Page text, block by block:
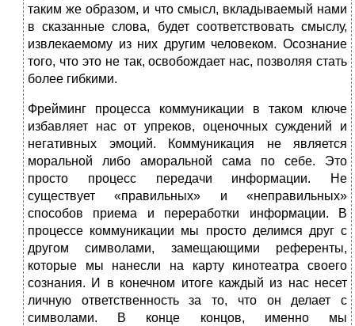
таким же образом, и что смысл, вкладываемый нами
в сказанные слова, будет соответствовать смыслу,
извлекаемому из них другим человеком. Осознание
того, что это не так, освобождает нас, позволяя стать
более гибкими.
Фрейминг процесса коммуникации в таком ключе
избавляет нас от упреков, оценочных суждений и
негативных эмоций. Коммуникация не является
моральной либо аморальной сама по себе. Это
просто процесс передачи информации. Не
существует «правильных» и «неправильных»
способов приема и переработки информации. В
процессе коммуникации мы просто делимся друг с
другом символами, замещающими референты,
которые мы нанесли на карту кинотеатра своего
сознания. И в конечном итоге каждый из нас несет
личную ответственность за то, что он делает с
символами. В конце концов, именно мы